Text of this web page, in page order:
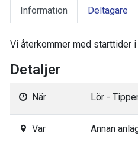
Information Deltagare
Vi återkommer med starttider
Detaljer
När Lör -
Var Annan